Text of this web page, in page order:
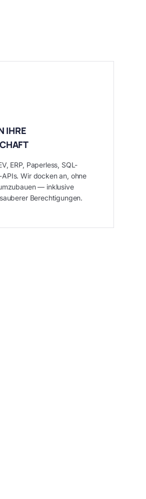
IHRE
ERP, Paperless, SQL-
APIs. Wir docken an, ohne
— inklusive
Berechtigungen.